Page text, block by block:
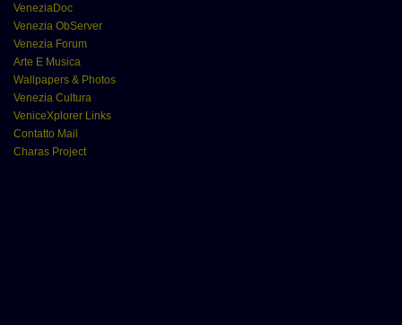
VeneziaDoc
Venezia ObServer
Venezia Forum
Arte E Musica
Wallpapers & Photos
Venezia Cultura
VeniceXplorer Links
Contatto Mail
Charas Project